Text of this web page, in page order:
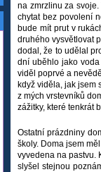
na zmrzlinu za
chytat bez povolení
bude mít prut v
druhého vysvětlovat
dodal, že to udělal
dní uběhlo jako
viděl poprvé a
když viděla, jak jsem
z mých vrstevníků
zážitky, které tenkrát
Ostatní prázdniny
školy. Doma jsem
vyvedena na pastvu.
slyšel stejnou